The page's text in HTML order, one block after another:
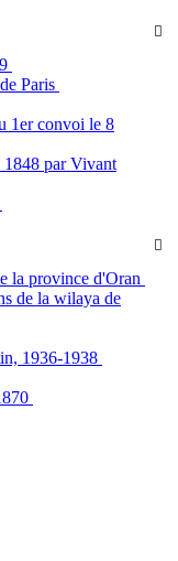

Paris
1er convoi le 8
1848 par Vivant

la province d'Oran
de la wilaya de
1936-1938